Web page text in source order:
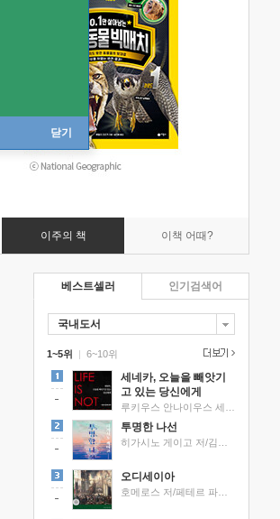
닫기
이주의 책 이책 어때?
베스트셀러
국내도서
1~5위 |
세네카, 오늘을 빼앗기
고 있는 당신에게
투명한 나선
오디세이아
6~10위
인기검색어